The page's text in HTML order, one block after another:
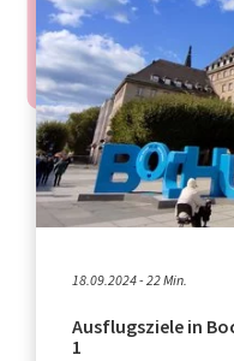
18.09.2024 - 22 Min.
Ausflugsziele in
1